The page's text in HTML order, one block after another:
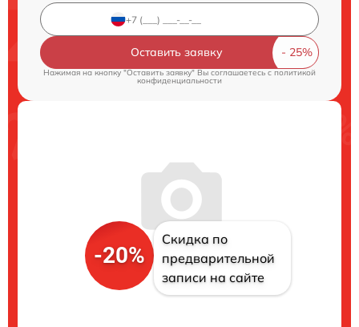
Оставить заявку
Нажимая на кнопку "Оставить заявку" Вы соглашаетесь c политикой
конфиденциальности
-20%
Скидка по
предварительной
записи на сайте